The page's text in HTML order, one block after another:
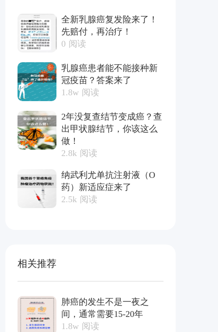
全新乳腺癌复发险来了！
先赔付，再治疗！
0 阅读
乳腺癌患者能不能接种新
冠疫苗？答案来了
1.8w 阅读
2年没复查结节变成癌？查
出甲状腺结节，你该这么
做！
2.8k 阅读
纳武利尤单抗注射液（O
药）新适应症来了
2.5k 阅读
相关推荐
肺癌的发生不是一夜之
间，通常需要15-20年
1.8w 阅读